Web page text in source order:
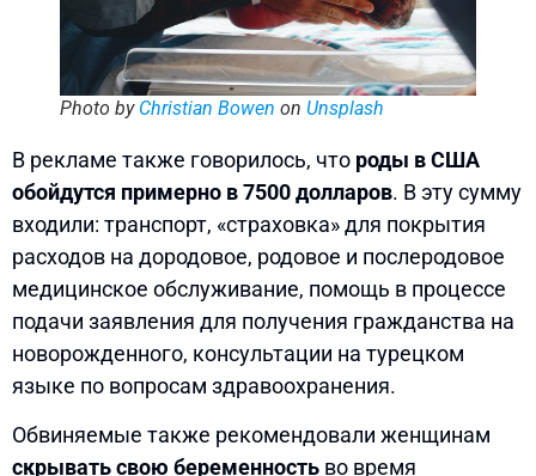
Photo by Christian Bowen on Unsplash
В рекламе также говорилось, что роды в США
обойдутся примерно в 7500 долларов. В эту сумму
входили: транспорт, «страховка» для покрытия
расходов на дородовое, родовое и послеродовое
медицинское обслуживание, помощь в процессе
подачи заявления для получения гражданства на
новорожденного, консультации на турецком
языке по вопросам здравоохранения.
Обвиняемые также рекомендовали женщинам
скрывать свою беременность во время